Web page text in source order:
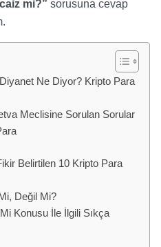
mi?” sorusuna cevap
Ne Diyor? Kripto Para
Meclisine Sorulan Sorular
Belirtilen 10 Kripto Para
Değil Mi?
Konusu İle İlgili Sıkça